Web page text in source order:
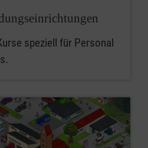
speziell für Personal